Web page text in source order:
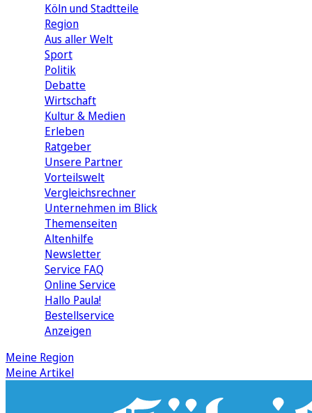
Köln und Stadtteile
Region
Aus aller Welt
Sport
Politik
Debatte
Wirtschaft
Kultur & Medien
Erleben
Ratgeber
Unsere Partner
Vorteilswelt
Vergleichsrechner
Unternehmen im Blick
Themenseiten
Altenhilfe
Newsletter
Service FAQ
Online Service
Hallo Paula!
Bestellservice
Anzeigen
Meine Region
Meine Artikel